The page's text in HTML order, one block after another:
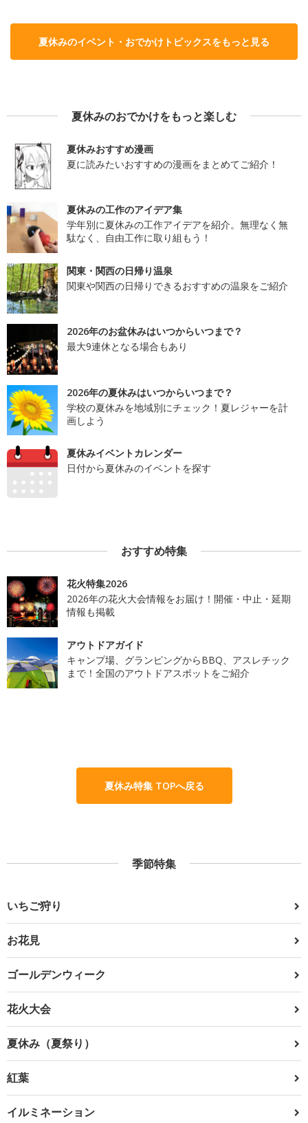
夏休みのイベント・おでかけトピックスをもっと見る
夏休みのおでかけをもっと楽しむ
夏休みおすすめ漫画
夏に読みたいおすすめの漫画をまとめてご紹介！
夏休みの工作のアイデア集
学年別に夏休みの工作アイデアを紹介。無理なく無
駄なく、自由工作に取り組もう！
関東・関西の日帰り温泉
関東や関西の日帰りできるおすすめの温泉をご紹介
2026年のお盆休みはいつからいつまで？
最大9連休となる場合もあり
2026年の夏休みはいつからいつまで？
学校の夏休みを地域別にチェック！夏レジャーを計
画しよう
夏休みイベントカレンダー
日付から夏休みのイベントを探す
おすすめ特集
花火特集2026
2026年の花火大会情報をお届け！開催・中止・延期
情報も掲載
アウトドアガイド
キャンプ場、グランピングからBBQ、アスレチック
まで！全国のアウトドアスポットをご紹介
夏休み特集 TOPへ戻る
季節特集
いちご狩り
お花見
ゴールデンウィーク
花火大会
夏休み（夏祭り）
紅葉
イルミネーション